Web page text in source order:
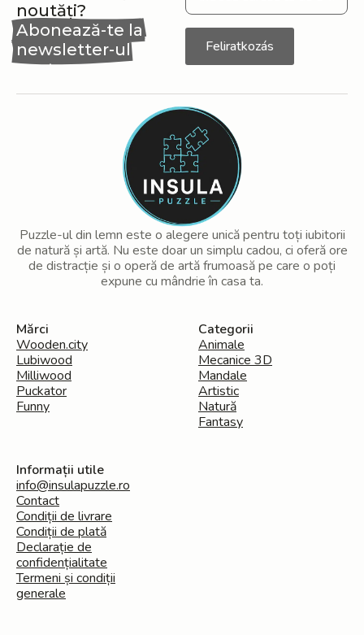
noutăți?
Abonează-te la
newsletter-ul
nostru
Feliratkozás
Puzzle-ul din lemn este o alegere unică pentru toți iubitorii
de natură și artă. Nu este doar un simplu cadou, ci oferă ore
de distracție și o operă de artă frumoasă pe care o poți
expune cu mândrie în casa ta.
Mărci
Wooden.city
Lubiwood
Milliwood
Puckator
Funny
Categorii
Animale
Mecanice 3D
Mandale
Artistic
Natură
Fantasy
Informații utile
info@insulapuzzle.ro
Contact
Condiții de livrare
Condiții de plată
Declarație de
confidențialitate
Termeni și condiții
generale